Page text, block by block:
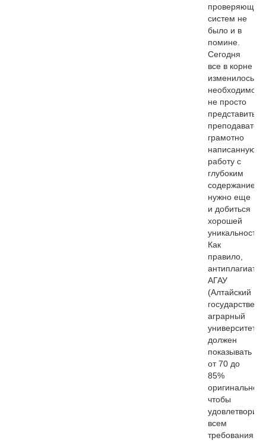
проверяющих
систем не
было и в
помине.
Сегодня
все в корне
изменилось:
необходимо
не просто
представить
грамотно
написанную
работу с
глубоким
содержанием,
нужно еще
и добиться
хорошей
уникальности.
Как
правило,
антиплагиат
АГАУ
(Алтайский
аграрный
университет)
должен
показывать
от 70 до
85%
чтобы
удовлетворить
всем
требованиям.